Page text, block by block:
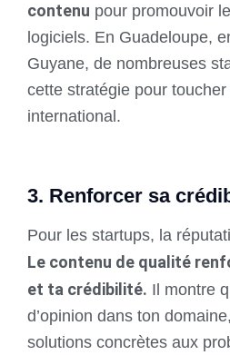
contenu pour promouvoir
logiciels. En Guadeloupe,
Guyane, de nombreuses
cette stratégie pour
international.
3. Renforcer sa
Pour les startups, la
Le contenu de qualité
et ta crédibilité. Il montre
d’opinion dans ton
solutions concrètes aux